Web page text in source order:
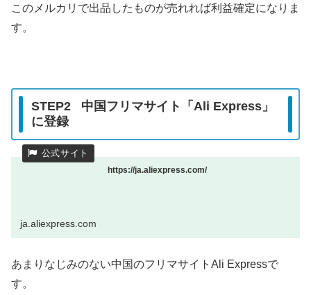
このメルカリで出品したものが売れれば利益確定になりま
す。
STEP2 中国フリマサイト「Ali Express」
に登録
https://ja.aliexpress.com/
ja.aliexpress.com
あまりなじみのない中国のフリマサイトAli Expressで
す。